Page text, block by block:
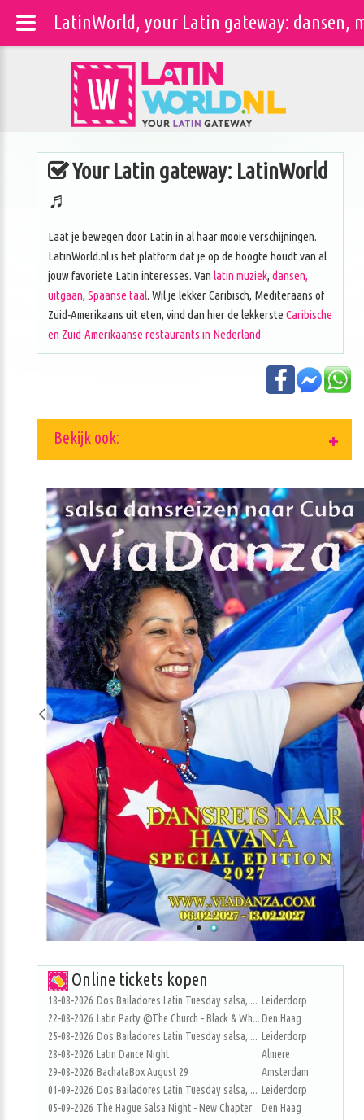
Your Latin gateway: LatinWorld
♬
Laat je bewegen door Latin in al haar mooie verschijningen.
LatinWorld.nl is het platform dat je op de hoogte houdt van al
jouw favoriete Latin interesses. Van latin muziek, dansen,
uitgaan, Spaanse taal. Wil je lekker Caribisch, Mediteraans of
Zuid-Amerikaans uit eten, vind dan hier de lekkerste Caribische
en Zuid-Amerikaanse restaurants in Nederland
Bekijk ook:
Online tickets kopen
18-08-2026 Dos Bailadores Latin Tuesday salsa, ... Leiderdorp
22-08-2026 Latin Party @The Church - Black & Wh...Den Haag
25-08-2026 Dos Bailadores Latin Tuesday salsa, ... Leiderdorp
28-08-2026 Latin Dance Night
Almere
29-08-2026 BachataBox August 29
Amsterdam
01-09-2026 Dos Bailadores Latin Tuesday salsa, ... Leiderdorp
05-09-2026 The Hague Salsa Night - New Chapter
Den Haag
LatinWorld, your Latin gateway: dansen,